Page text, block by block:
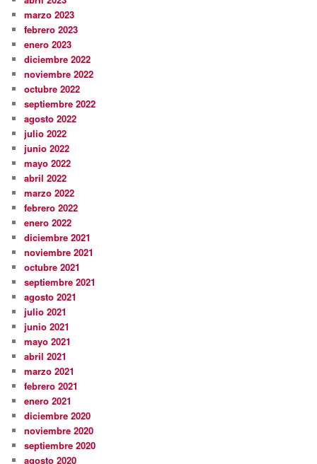
marzo 2023
febrero 2023
enero 2023
diciembre 2022
noviembre 2022
octubre 2022
septiembre 2022
agosto 2022
julio 2022
junio 2022
mayo 2022
abril 2022
marzo 2022
febrero 2022
enero 2022
diciembre 2021
noviembre 2021
octubre 2021
septiembre 2021
agosto 2021
julio 2021
junio 2021
mayo 2021
abril 2021
marzo 2021
febrero 2021
enero 2021
diciembre 2020
noviembre 2020
septiembre 2020
agosto 2020